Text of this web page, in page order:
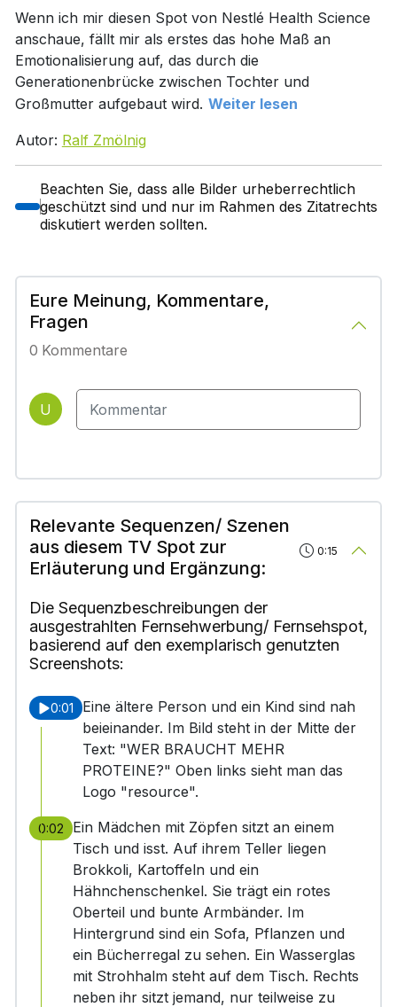
Wenn ich mir diesen Spot von Nestlé Health Science
anschaue, fällt mir als erstes das hohe Maß an
Emotionalisierung auf, das durch die
Generationenbrücke zwischen Tochter und
Großmutter aufgebaut wird. Weiter lesen
Autor: Ralf Zmölnig
Beachten Sie, dass alle Bilder urheberrechtlich
geschützt sind und nur im Rahmen des Zitatrechts
diskutiert werden sollten.
Eure Meinung, Kommentare,
Fragen
0 Kommentare
U
Relevante Sequenzen/ Szenen
aus diesem TV Spot zur
Erläuterung und Ergänzung:
0:15
Die Sequenzbeschreibungen der
ausgestrahlten Fernsehwerbung/ Fernsehspot,
basierend auf den exemplarisch genutzten
Screenshots:
0:01
Eine ältere Person und ein Kind sind nah
beieinander. Im Bild steht in der Mitte der
Text: "WER BRAUCHT MEHR
PROTEINE?" Oben links sieht man das
Logo "resource".
0:02
Ein Mädchen mit Zöpfen sitzt an einem
Tisch und isst. Auf ihrem Teller liegen
Brokkoli, Kartoffeln und ein
Hähnchenschenkel. Sie trägt ein rotes
Oberteil und bunte Armbänder. Im
Hintergrund sind ein Sofa, Pflanzen und
ein Bücherregal zu sehen. Ein Wasserglas
mit Strohhalm steht auf dem Tisch. Rechts
neben ihr sitzt jemand, nur teilweise zu